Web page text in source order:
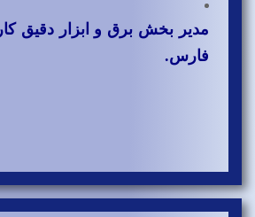
مدیر بخش برق و ابزار دقیق
فارس.